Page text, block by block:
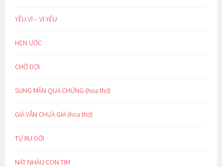
YÊU VÌ – VÌ YÊU
HẸN ƯỚC
CHỜ ĐỢI
SUNG MÃN QUÁ CHỪNG (hoạ thơ)
GIÀ VẪN CHƯA GIÀ (hoạ thơ)
TỰ RU ĐỜI
NÁT NHÀU CON TIM